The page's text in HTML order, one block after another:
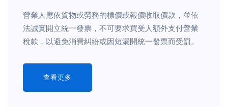
營業人應依貨物或勞務的標價或報價收取價款，並依
法誠實開立統一發票，不可要求買受人額外支付營業
稅款，以避免消費糾紛或因短漏開統一發票而受罰。
查看更多